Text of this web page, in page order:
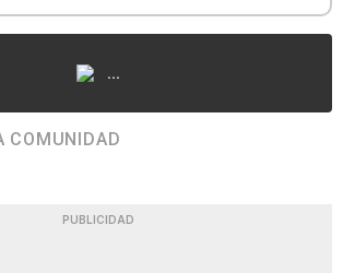
...
COMUNIDAD
PUBLICIDAD